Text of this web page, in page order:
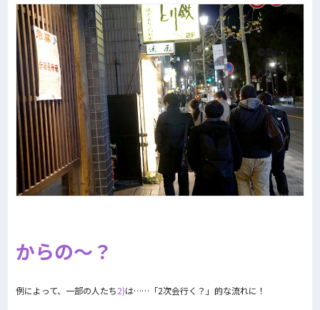
からの〜？
例によって、一部の人たち2)は……「2次会行く？」的な流れに！